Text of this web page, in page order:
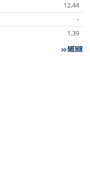
12.44
-
1.39
MEHR